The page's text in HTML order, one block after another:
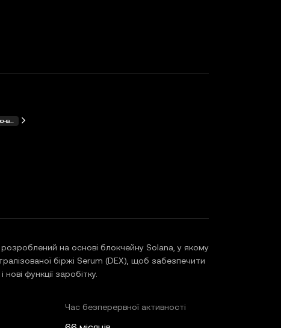
3
на основі блокчейну Solana, у якому
біржі Serum (DEX), щоб забезпечити
функції заробітку.
Час безперервної активності